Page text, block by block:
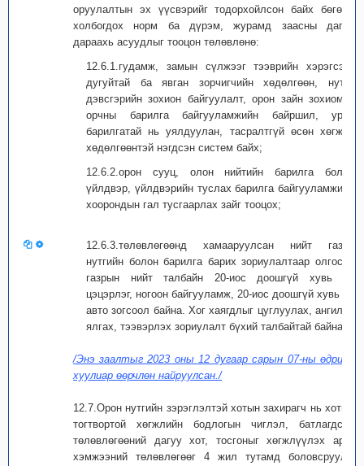
оруулалтын эх үүсвэрийг тодорхойлсон байх бөгөөд
холбогдох норм ба дүрэм, журамд заасны дагуу
дараахь асуудлыг тооцон төлөвлөнө:
12.6.1.гудамж, замын сүлжээг тээврийн хэрэгсэл,
дугуйтай ба явган зорчигчийн хөдөлгөөн, нутаг
дэвсгэрийн зохион байгуулалт, орон зайн зохиомж,
орчны барилга байгууламжийн байршил, уран
барилгатай нь уялдуулан, тасралтгүй өсөн хөгжих
хөдөлгөөнтэй нэгдсэн систем байх;
12.6.2.орон сууц, олон нийтийн барилга болон
үйлдвэр, үйлдвэрийн туслах барилга байгууламжийн
хоорондын гал тусгаарлах зайг тооцох;
12.6.3.төлөвлөгөөнд хамааруулсан нийт газар
нутгийн болон барилга барих зориулалтаар олгосон
газрын нийт талбайн 20-иос доошгүй хувь нь
цэцэрлэг, ногоон байгууламж, 20-иос доошгүй хувь нь
авто зогсоол байна. Хог хаягдлыг цуглуулах, ангилан
ялгах, тээвэрлэх зориулалт бүхий талбайтай байна.
/Энэ заалтыг 2023 оны 12 дугаар сарын 07-ны өдрийн
хуулиар өөрчлөн найруулсан./
12.7.Орон нутгийн зэрэглэлтэй хотын захирагч нь хотын
тогтвортой хөгжлийн бодлогын чиглэл, батлагдсан
төлөвлөгөөний дагуу хот, тосгоныг хөгжлүүлэх арга
хэмжээний төлөвлөгөөг 4 жил тутамд боловсруулж